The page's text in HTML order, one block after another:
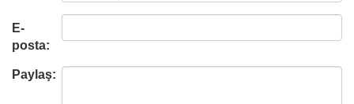
E-
posta:
Paylaş: